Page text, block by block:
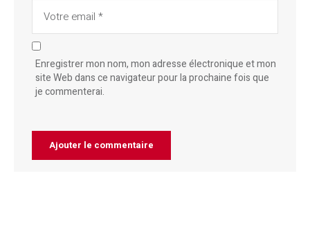
Enregistrer mon nom, mon adresse électronique et mon
site Web dans ce navigateur pour la prochaine fois que
je commenterai.